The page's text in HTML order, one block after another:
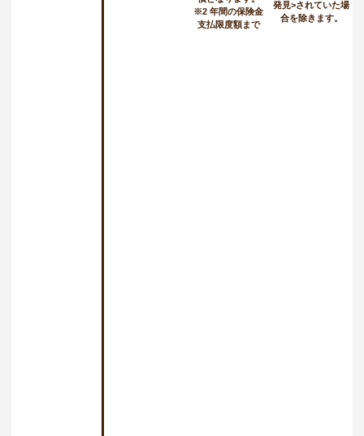
※2 年間の保険金
支払限度額まで
発見>されていた場
合を除きます。